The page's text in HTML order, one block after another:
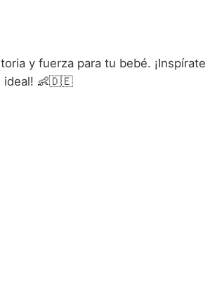
y fuerza para tu bebé. ¡Inspírate
ideal! 👶🇩🇪